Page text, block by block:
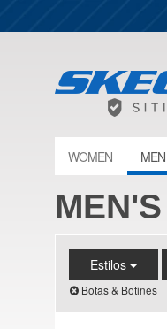
WOMEN MEN
Estilos
Botas & Botines